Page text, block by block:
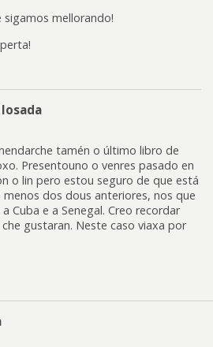
sigamos mellorando!
tamén o último libro de
Presentouno o venres pasado en
o lin pero estou seguro de que está
menos dos dous anteriores, nos que
Cuba e a Senegal. Creo recordar
gustaran. Neste caso viaxa por